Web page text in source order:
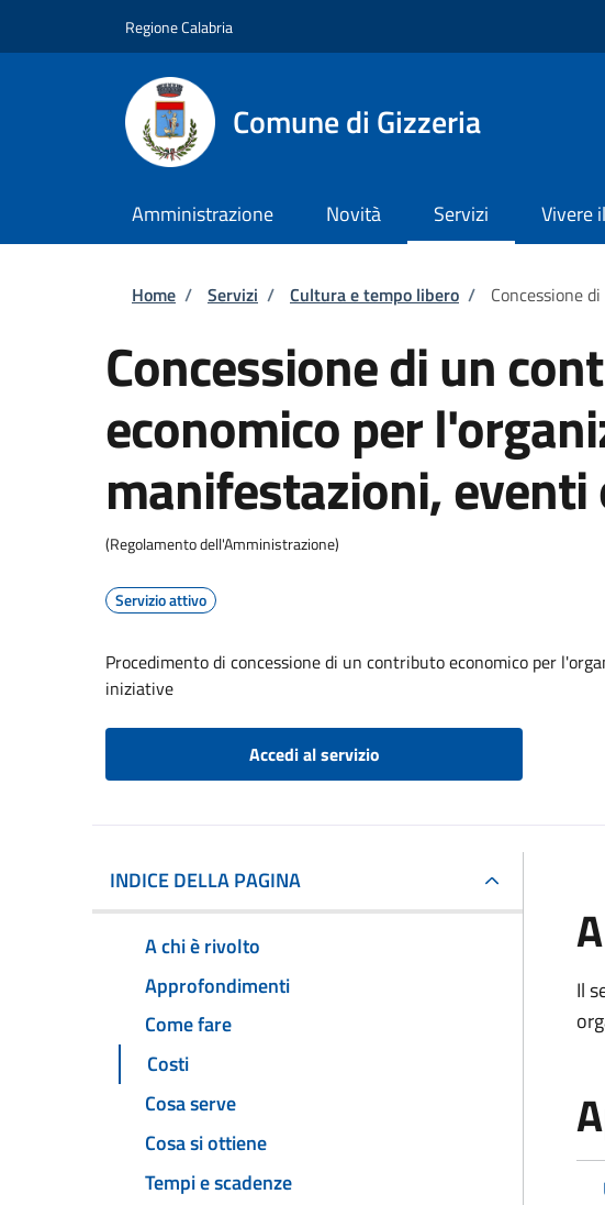
Regione Calabria
Comune di Gizzeria
Amministrazione Novità Servizi Vivere
Briciole di pane
Home / Servizi / Cultura e tempo libero / Concessione
Concessione di un
economico per
manifestazioni,
(Regolamento dell'Amministrazione)
Servizio attivo
Procedimento di concessione di un contributo economico per
iniziative
Accedi al servizio
INDICE DELLA PAGINA
A chi è rivolto
Approfondimenti
Come fare
Costi
Cosa serve
Cosa si ottiene
Tempi e scadenze
Il